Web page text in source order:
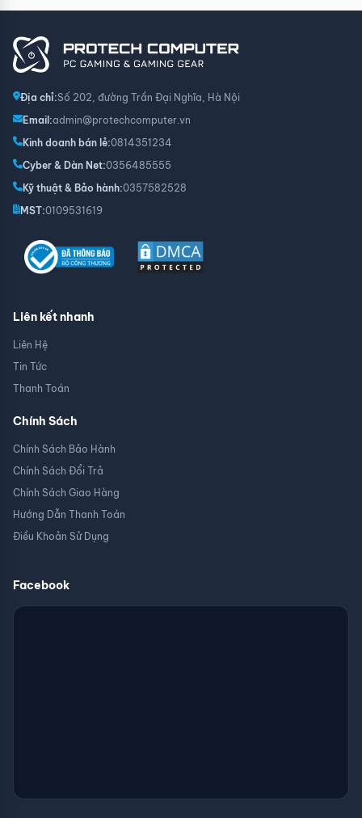
Tính năng
hơn thông thường
ESD Guard: Bảo vệ các linh kiện khỏi chập cháy do dòng
Địa chỉ:Số 202, đường Trần Đại Nghĩa, Hà Nội
Email:admin@protechcomputer.vn
Kinh doanh bán lẻ:0814351234
Cyber & Dàn Net:0356485555
Kỹ thuật & Bảo hành:0357582528
MST:0109531619
Liên kết nhanh
Liên Hệ
Tin Tức
Thanh Toán
Chính Sách
Chính Sách Bảo Hành
Chính Sách Đổi Trả
Chính Sách Giao Hàng
Hướng Dẫn Thanh Toán
Điều Khoản Sử Dụng
Facebook